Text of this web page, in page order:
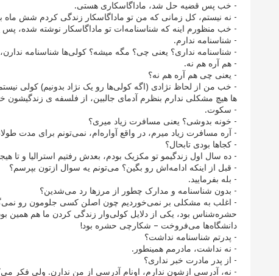
- خب پس قضیه حل شد، ماداگاسکاری هستی.
- نه نیستم، کل زمانی که من تو ماداگاسکار زندگی کردم شش ماه
- خب منظورم اینه که شناسنامه‌ات تو ماداگاسکار نوشته شده، پس
- شناسنامه ندارم.
- شناسنامه نداری؟ یعنی چی؟ مگه میشه؟ کولی‌ها شناسنامه
- هم آره هم نه.
- یعنی چی هم آره هم نه؟
- خب من از لحاظ نژادی (اگه کولی‌ها رو یک نژاد بدونیم) کولی
ها هیچ مشکلی ندارم بنظرم آدمای جالبین، از فلسفه ی زندگیشون
- سکوت.
- خونه بدوشی؟ یعنی مسافرت زیاد میری؟
- آره مسافرت زیاد میرم، در واقع آواره‌ام، نمی‌تونم برای مدت
- کجاها بودی تابحال؟
- ده سال اول زندگیمو تو مکزیک بودم، بعدش رفتیم استرالیا و تا
- قبل از اینکه ادامه‌اش رو بگین؟ می‌تونم یه سوال ازتون بپرسم؟
- بله بفرمایید.
- بدون شناسنامه و مدارک چطور از مرزها رد می‌شدین؟
- اغلب به مشکلی بر نمی‌خوردیم چون اصلن کسی جلومون رو
حشره‌شناس بود، یکی از دلایل کولی‌وار زندگی کردن ما هم همین
دانشگاه‌ها می‌فروخت – شکارچی حشره بود!
- پدرتم شناسنامه نداشت؟
- نه نداشت، مادرمم همینطور.
- از پدر مادرت خبر نداری؟
- نه، آدرسی ازشون ندارم، اونام آدرسی از من ندارن. ولی فکر